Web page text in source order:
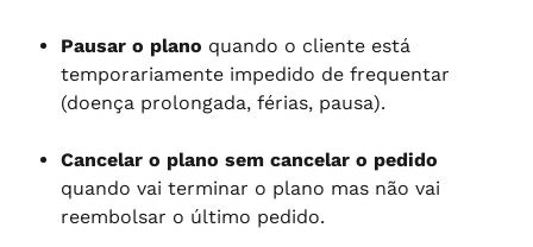
Pausar o plano quando o cliente está
temporariamente impedido de frequentar
(doença prolongada, férias, pausa).
Cancelar o plano sem cancelar o pedido
quando vai terminar o plano mas não vai
reembolsar o último pedido.